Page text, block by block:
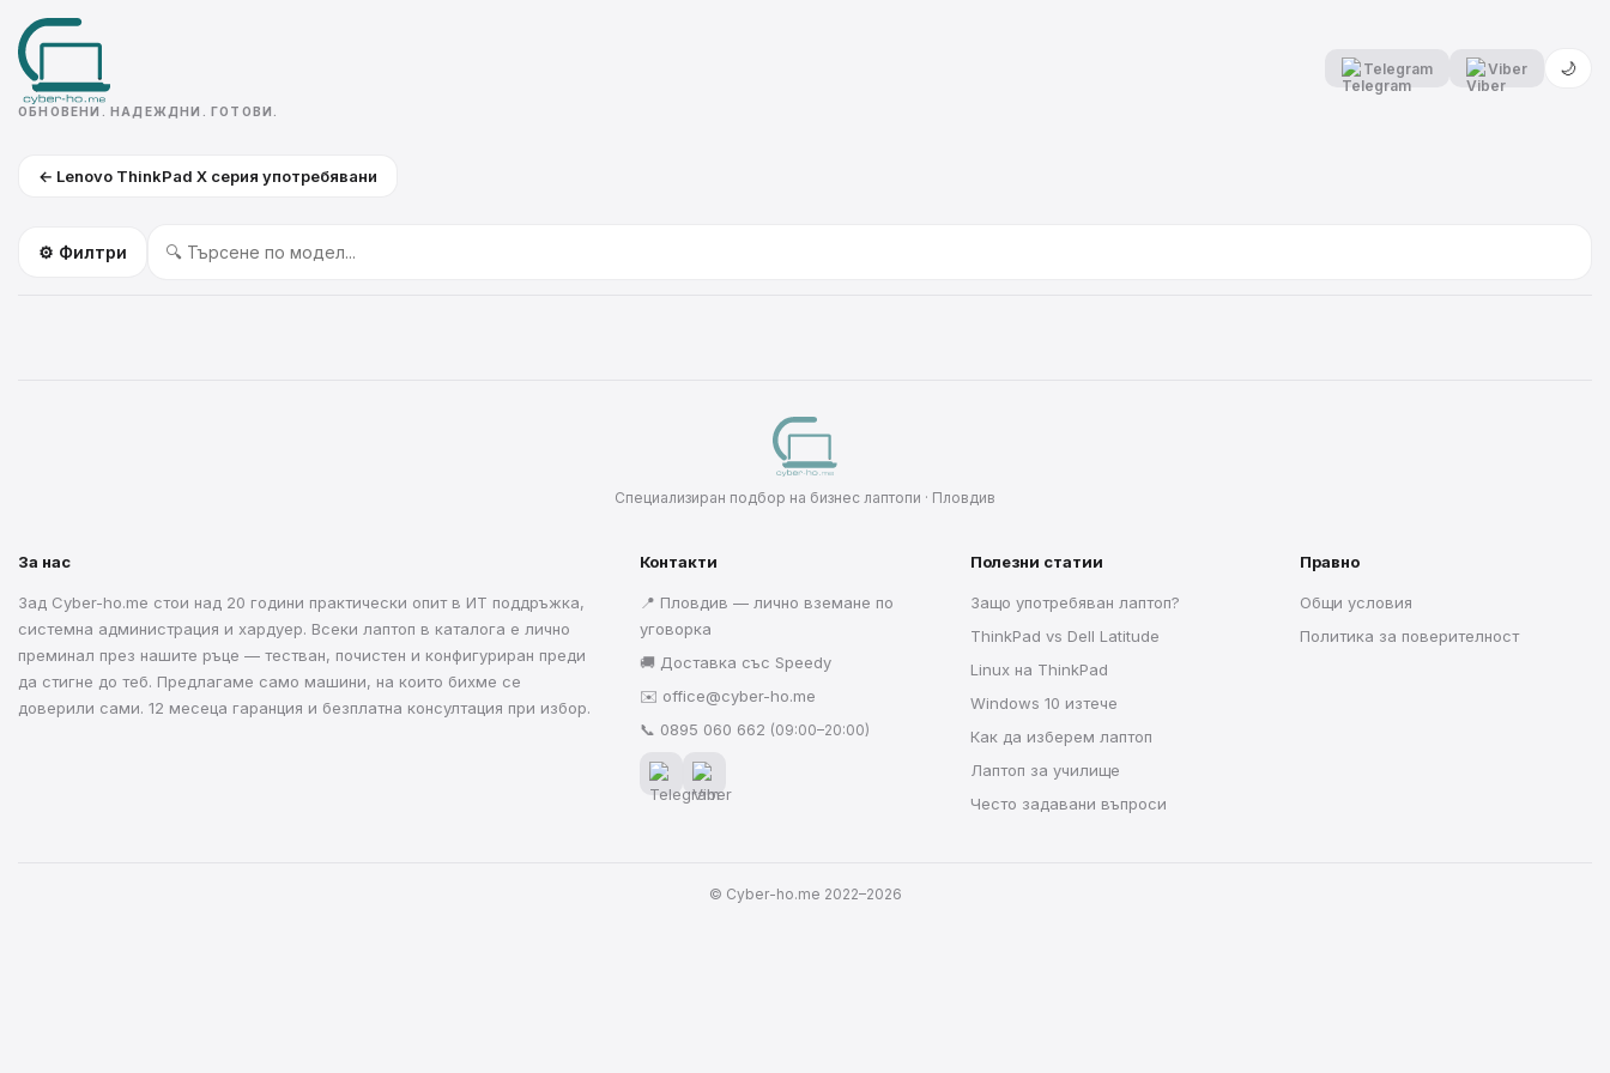
ОБНОВЕНИ. НАДЕЖДНИ. ГОТОВИ.
Telegram Viber 🌙
← Lenovo ThinkPad X серия употребявани
⚙️ Филтри
Специализиран подбор на бизнес лаптопи · Пловдив
За нас
Зад Cyber-ho.me стои над 20 години практически опит в ИТ поддръжка,
системна администрация и хардуер. Всеки лаптоп в каталога е лично
преминал през нашите ръце — тестван, почистен и конфигуриран преди
да стигне до теб. Предлагаме само машини, на които бихме се
доверили сами. 12 месеца гаранция и безплатна консултация при избор.
Контакти
📍 Пловдив — лично вземане по
уговорка
🚚 Доставка със Speedy
✉️ office@cyber-ho.me
📞 0895 060 662 (09:00–20:00)
Полезни статии
Защо употребяван лаптоп?
ThinkPad vs Dell Latitude
Linux на ThinkPad
Windows 10 изтече
Как да изберем лаптоп
Лаптоп за училище
Често задавани въпроси
Правно
Общи условия
Политика за поверителност
© Cyber-ho.me 2022–2026